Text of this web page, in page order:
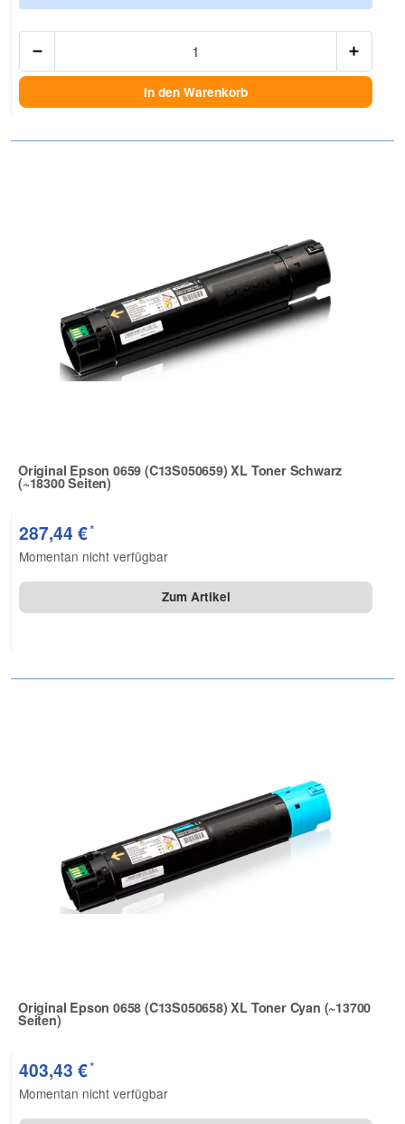
In den Warenkorb
Original Epson 0659 (C13S050659) XL Toner Schwarz
(~18300 Seiten)
Zur Artikelbewertung
287,44 €*
Momentan nicht verfügbar
Zum Artikel
Original Epson 0658 (C13S050658) XL Toner Cyan (~13700
Seiten)
Zur Artikelbewertung
403,43 €*
Momentan nicht verfügbar